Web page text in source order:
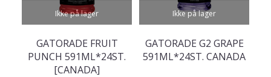
Ikke på lager
GATORADE FRUIT
PUNCH 591ML*24ST.
[CANADA]
Ikke på lager
GATORADE G2 GRAPE
591ML*24ST. CANADA